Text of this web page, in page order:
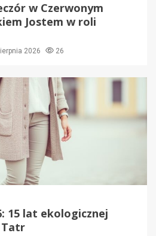
w Czerwonym
Jostem w roli
2026 26
15 lat ekologicznej
Tatr